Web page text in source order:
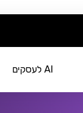
AI לעסקים